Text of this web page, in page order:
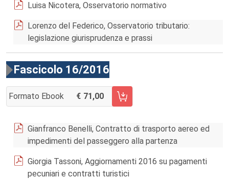
Luisa Nicotera, Osservatorio normativo
Lorenzo del Federico, Osservatorio tributario:
legislazione giurisprudenza e prassi
Fascicolo 16/2016
Formato Ebook 71,00
AGGIUNGI AL CARRELLO FASCICOLO 16/2016
Gianfranco Benelli, Contratto di trasporto aereo ed
impedimenti del passeggero alla partenza
Giorgia Tassoni, Aggiornamenti 2016 su pagamenti
pecuniari e contratti turistici